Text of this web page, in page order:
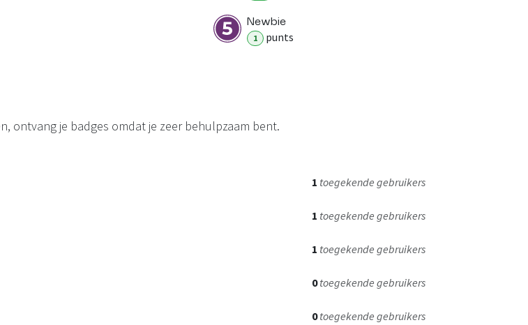
Newbie
1 punts
ontvang je badges omdat je zeer behulpzaam bent.
1 toegekende gebruikers
1 toegekende gebruikers
1 toegekende gebruikers
0 toegekende gebruikers
0 toegekende gebruikers